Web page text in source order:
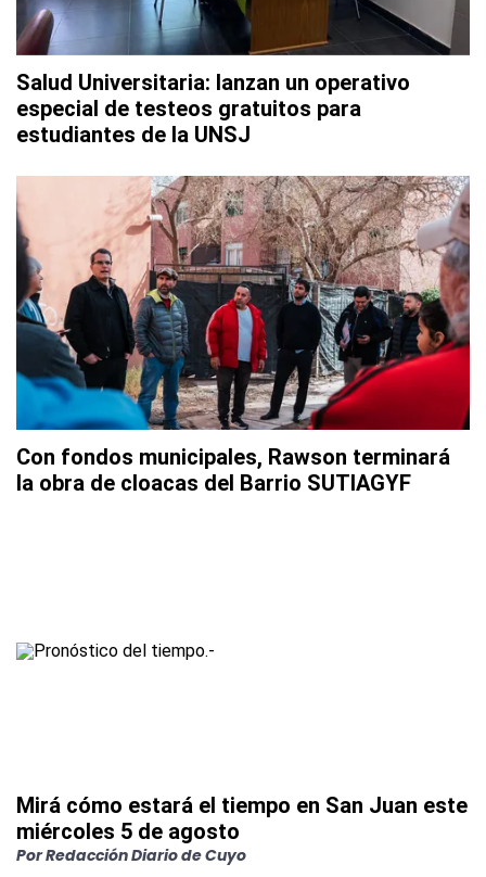
Salud Universitaria: lanzan un operativo
especial de testeos gratuitos para
estudiantes de la UNSJ
Con fondos municipales, Rawson terminará
la obra de cloacas del Barrio SUTIAGYF
Mirá cómo estará el tiempo en San Juan este
miércoles 5 de agosto
PorRedacción Diario de Cuyo